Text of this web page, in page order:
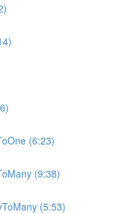
(6:23)
(9:38)
(5:53)